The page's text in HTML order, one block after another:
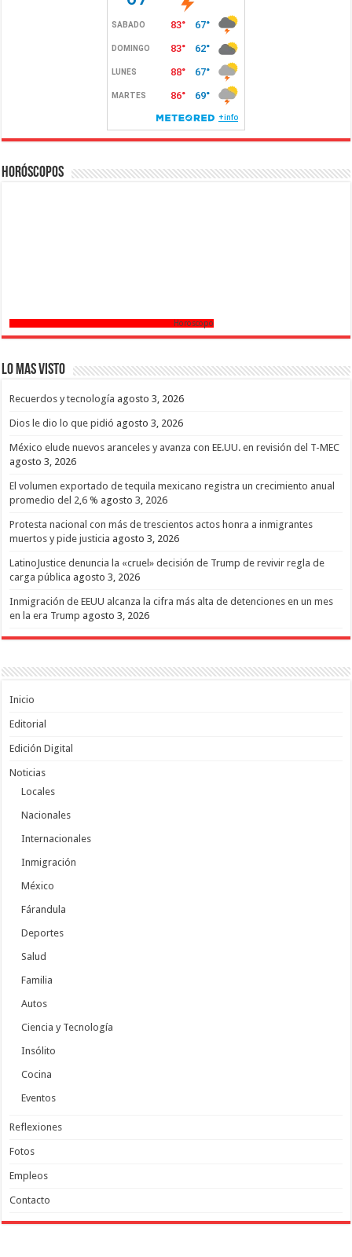
Horóscopos
Horoscopo
Lo mas Visto
Recuerdos y tecnología agosto 3, 2026
Dios le dio lo que pidió agosto 3, 2026
México elude nuevos aranceles y avanza con EE.UU. en revisión del T-MEC
agosto 3, 2026
El volumen exportado de tequila mexicano registra un crecimiento anual
promedio del 2,6 % agosto 3, 2026
Protesta nacional con más de trescientos actos honra a inmigrantes
muertos y pide justicia agosto 3, 2026
LatinoJustice denuncia la «cruel» decisión de Trump de revivir regla de
carga pública agosto 3, 2026
Inmigración de EEUU alcanza la cifra más alta de detenciones en un mes
en la era Trump agosto 3, 2026
Inicio
Editorial
Edición Digital
Noticias
Locales
Nacionales
Internacionales
Inmigración
México
Fárandula
Deportes
Salud
Familia
Autos
Ciencia y Tecnología
Insólito
Cocina
Eventos
Reflexiones
Fotos
Empleos
Contacto